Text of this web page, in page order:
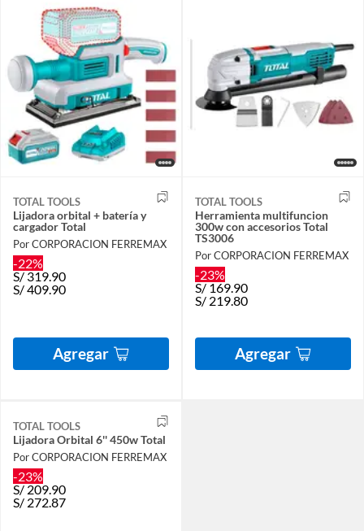
TOTAL TOOLS
Lijadora orbital + batería y
cargador Total
Por CORPORACION FERREMAX
-22%
S/319.90
S/409.90
Agregar
TOTAL TOOLS
Herramienta multifuncion
300w con accesorios Total
TS3006
Por CORPORACION FERREMAX
-23%
S/169.90
S/ 219.80
Agregar
TOTAL TOOLS
Lijadora Orbital 6'' 450w Total
Por CORPORACION FERREMAX
-23%
S/209.90
S/ 272.87